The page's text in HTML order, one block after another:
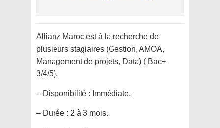
Allianz Maroc est à la recherche de
plusieurs stagiaires (Gestion, AMOA,
Management de projets, Data) ( Bac+
3/4/5).
– Disponibilité : Immédiate.
– Durée : 2 à 3 mois.